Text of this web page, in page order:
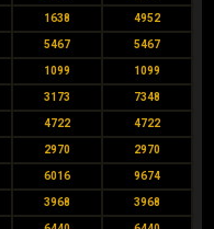
1638 4952
5467 5467
1099 1099
3173 7348
4722 4722
2970 2970
6016 9674
3968 3968